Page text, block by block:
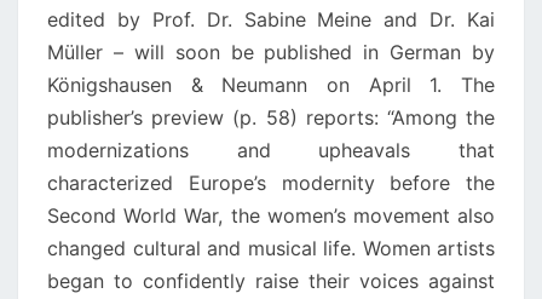
edited by Prof. Dr. Sabine Meine and Dr. Kai
Müller – will soon be published in German by
Königshausen & Neumann on April 1. The
publisher’s preview (p. 58) reports: “Among the
modernizations and upheavals that
characterized Europe’s modernity before the
Second World War, the women’s movement also
changed cultural and musical life. Women artists
began to confidently raise their voices against